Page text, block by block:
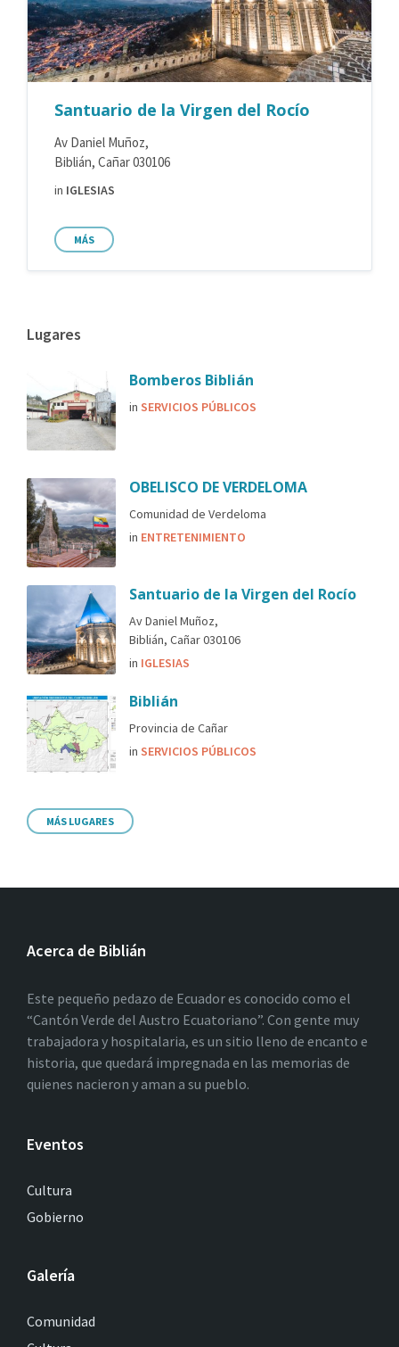
Santuario de la Virgen del Rocío
Av Daniel Muñoz,
Biblián, Cañar 030106
in IGLESIAS
MÁS
Lugares
Bomberos Biblián
in SERVICIOS PÚBLICOS
OBELISCO DE VERDELOMA
Comunidad de Verdeloma
in ENTRETENIMIENTO
Santuario de la Virgen del Rocío
Av Daniel Muñoz,
Biblián, Cañar 030106
in IGLESIAS
Biblián
Provincia de Cañar
in SERVICIOS PÚBLICOS
MÁS LUGARES
Acerca de Biblián
Este pequeño pedazo de Ecuador es conocido como el
“Cantón Verde del Austro Ecuatoriano”. Con gente muy
trabajadora y hospitalaria, es un sitio lleno de encanto e
historia, que quedará impregnada en las memorias de
quienes nacieron y aman a su pueblo.
Eventos
Cultura
Gobierno
Galería
Comunidad